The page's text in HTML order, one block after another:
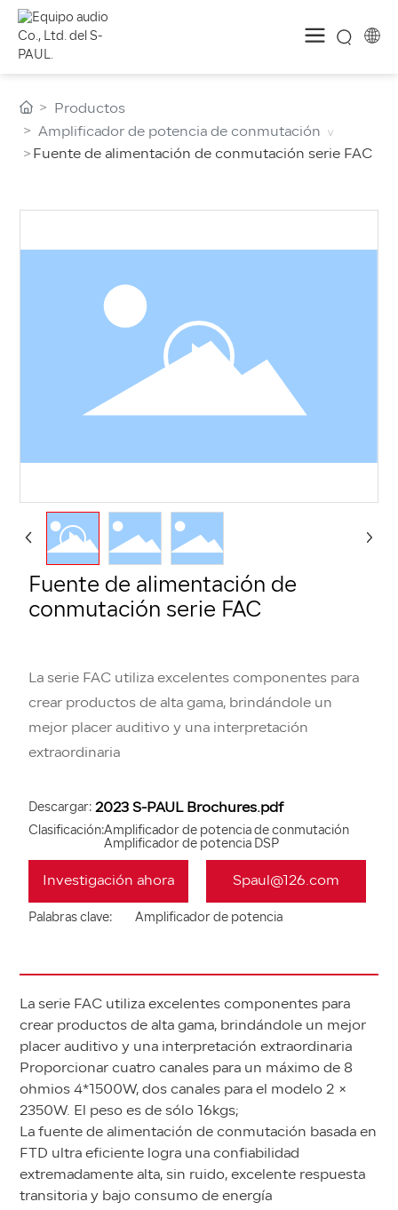
Productos
Amplificador de potencia de conmutación
Fuente de alimentación de conmutación serie FAC
Fuente de alimentación de
conmutación serie FAC
La serie FAC utiliza excelentes componentes para
crear productos de alta gama, brindándole un
mejor placer auditivo y una interpretación
Descargar: 2023 S-PAUL Brochures.pdf
Clasificación:Amplificador de potencia de conmutación
Amplificador de potencia DSP
Investigación ahora Spaul@126.com
Palabras clave: Amplificador de potencia
La serie FAC utiliza excelentes componentes para
crear productos de alta gama, brindándole un mejor
placer auditivo y una interpretación extraordinaria
Proporcionar cuatro canales para un máximo de 8
ohmios 4*1500W, dos canales para el modelo 2 ×
2350W. El peso es de sólo 16kgs;
La fuente de alimentación de conmutación basada en
FTD ultra eficiente logra una confiabilidad
extremadamente alta, sin ruido, excelente respuesta
transitoria y bajo consumo de energía